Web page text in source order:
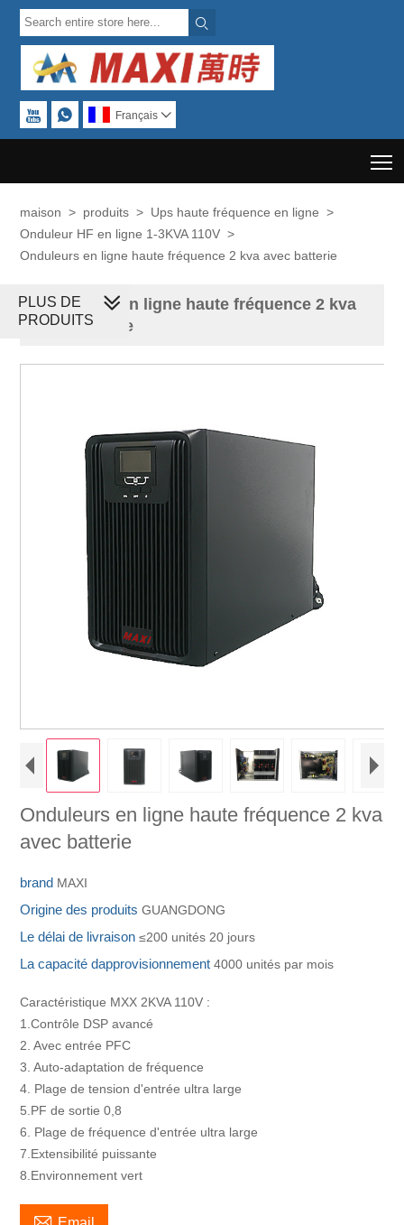

  Français 
maison > produits > Ups haute fréquence en ligne >
Onduleur HF en ligne 1-3KVA 110V >
Onduleurs en ligne haute fréquence 2 kva avec batterie
Onduleurs en ligne haute fréquence 2 kva
avec batterie
Onduleurs en ligne haute fréquence 2 kva
avec batterie
brand MAXI
Origine des produitsGUANGDONG
Le délai de livraison≤200 unités 20 jours
La capacité dapprovisionnement4000 unités par mois
Caractéristique MXX 2KVA 110V :
1.Contrôle DSP avancé
2. Avec entrée PFC
3. Auto-adaptation de fréquence
4. Plage de tension d'entrée ultra large
5.PF de sortie 0,8
6. Plage de fréquence d'entrée ultra large
7.Extensibilité puissante
8.Environnement vert

PLUS DE
PRODUITS